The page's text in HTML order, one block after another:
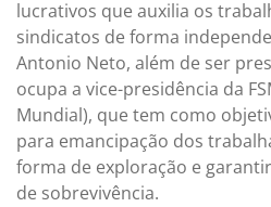
lucrativos que auxilia os
sindicatos de forma
Antonio Neto, além de ser
ocupa a vice-presidência da
Mundial), que tem como
para emancipação dos
forma de exploração e
de sobrevivência.